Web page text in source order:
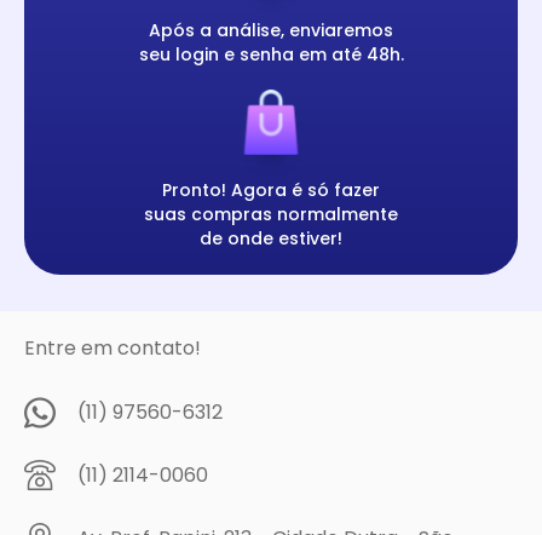
Após a análise, enviaremos
seu login e senha em até 48h.
Pronto! Agora é só fazer
suas compras normalmente
de onde estiver!
Entre em contato!
(11) 97560-6312
(11) 2114-0060